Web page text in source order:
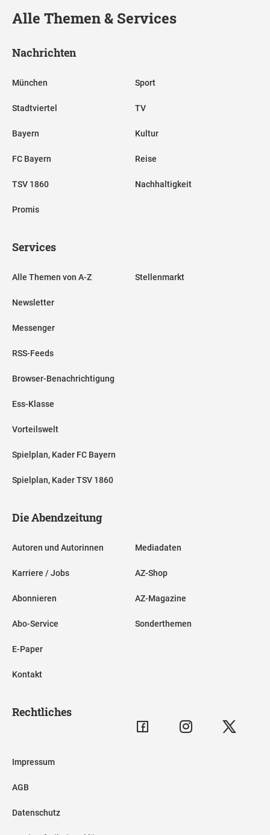
Alle Themen & Services
Nachrichten
München
Stadtviertel
Bayern
FC Bayern
TSV 1860
Promis
Sport
TV
Kultur
Reise
Nachhaltigkeit
Services
Alle Themen von A-Z
Newsletter
Messenger
RSS-Feeds
Browser-Benachrichtigung
Ess-Klasse
Vorteilswelt
Spielplan, Kader FC Bayern
Spielplan, Kader TSV 1860
Stellenmarkt
Die Abendzeitung
Autoren und Autorinnen
Karriere / Jobs
Abonnieren
Abo-Service
E-Paper
Kontakt
Mediadaten
AZ-Shop
AZ-Magazine
Sonderthemen
Rechtliches
Impressum
AGB
Datenschutz